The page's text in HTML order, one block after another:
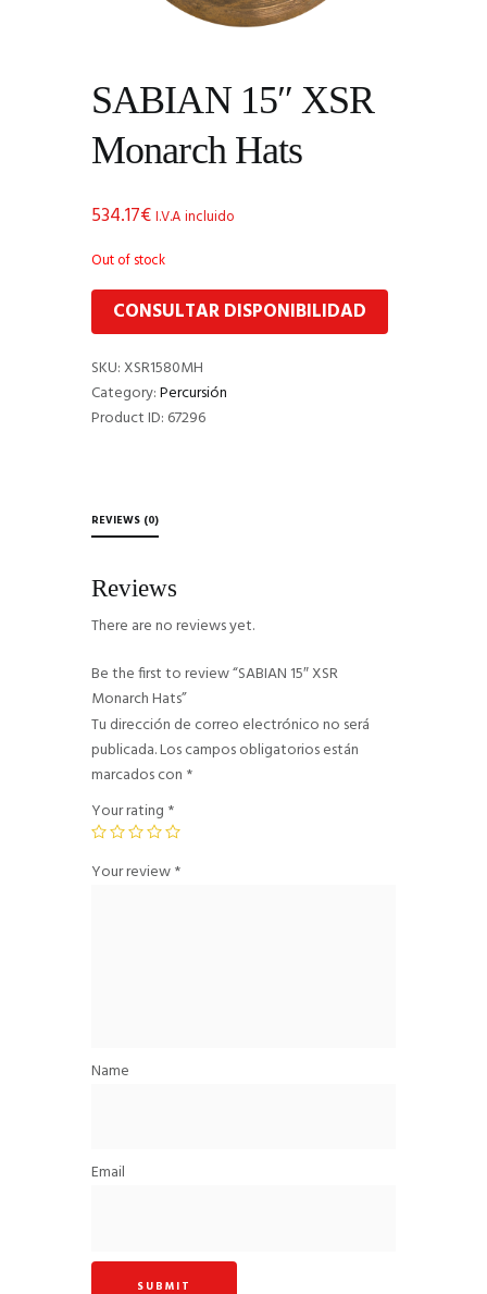
SABIAN 15″ XSR
Monarch Hats
534.17€I.V.A incluido
Out of stock
CONSULTAR DISPONIBILIDAD
SKU:XSR1580MH
Category:Percursión
Product ID: 67296
REVIEWS (0)
Reviews
There are no reviews yet.
Be the first to review “SABIAN 15″ XSR
Monarch Hats”
Tu dirección de correo electrónico no será
publicada.Los campos obligatorios están
marcados con *
Your rating *
Your review*
Name
Email